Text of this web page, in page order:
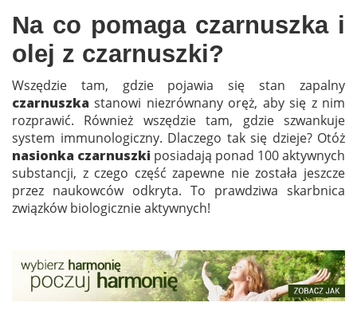
Na co pomaga czarnuszka i
olej z czarnuszki?
Wszędzie tam, gdzie pojawia się stan zapalny
czarnuszka stanowi niezrównany oręż, aby się z nim
rozprawić. Również wszędzie tam, gdzie szwankuje
system immunologiczny. Dlaczego tak się dzieje? Otóż
nasionka czarnuszki posiadają ponad 100 aktywnych
substancji, z czego część zapewne nie została jeszcze
przez naukowców odkryta. To prawdziwa skarbnica
związków biologicznie aktywnych!